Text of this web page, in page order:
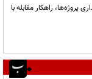
پروژه‌ها، راهکار مقابله با